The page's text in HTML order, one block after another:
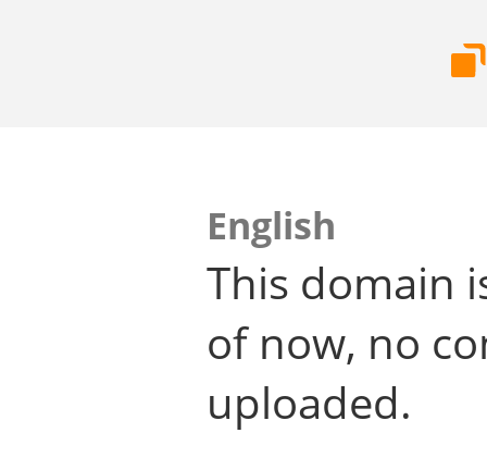
English
This domain
of now, no
uploaded.